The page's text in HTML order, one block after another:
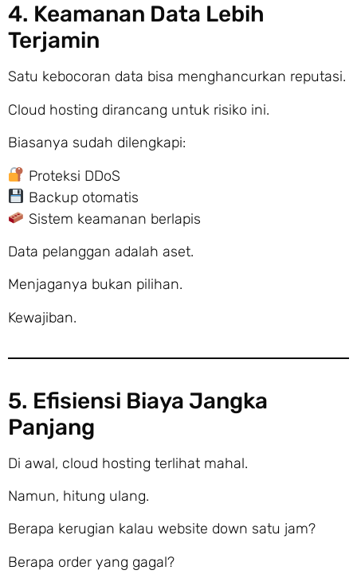
4. Keamanan Data Lebih
Terjamin
Satu kebocoran data bisa menghancurkan reputasi.
Cloud hosting dirancang untuk risiko ini.
Biasanya sudah dilengkapi:
Proteksi DDoS
Backup otomatis
Sistem keamanan berlapis
Data pelanggan adalah aset.
Menjaganya bukan pilihan.
Kewajiban.
5. Efisiensi Biaya Jangka
Panjang
Di awal, cloud hosting terlihat mahal.
Namun, hitung ulang.
Berapa kerugian kalau website down satu jam?
Berapa order yang gagal?